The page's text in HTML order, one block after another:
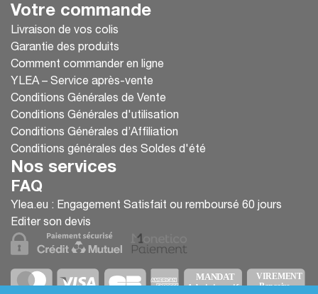
Votre commande
Livraison de vos colis
Garantie des produits
Comment commander en ligne
YLEA – Service après-vente
Conditions Générales de Vente
Conditions Générales d'utilisation
Conditions Générales d’Affiliation
Conditions générales des Soldes d'été
Nos services
FAQ
Ylea.eu : Engagement Satisfait ou remboursé 60 jours
Editer son devis